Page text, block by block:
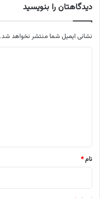
دیدگاهتان را بنویسید
نشانی ایمیل شما منتشر نخواهد شد.
نام*